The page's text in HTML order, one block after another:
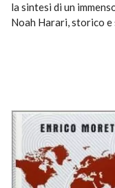
la sintesi di un
Noah Harari, storico